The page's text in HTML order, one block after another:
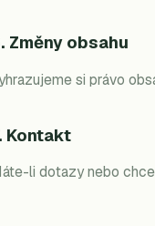
Změny obsahu
si právo
Kontakt
li dotazy nebo